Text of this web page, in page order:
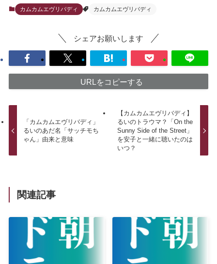
カムカムエヴリバディ カムカムエヴリバディ
シェアお願いします
URLをコピーする
「カムカムエヴリバディ」
るいのあだ名「サッチモち
ゃん」由来と意味
【カムカムエヴリバディ】
るいのトラウマ？「On the
Sunny Side of the Street」
を安子と一緒に聴いたのは
いつ？
関連記事